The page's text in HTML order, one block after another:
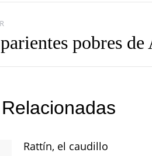
pobres de
Rattín, el caudillo